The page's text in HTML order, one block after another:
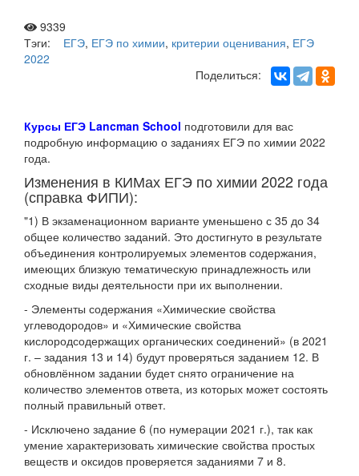
9339
Тэги:
ЕГЭ, ЕГЭ по химии, критерии оценивания, ЕГЭ
2022
Поделиться:
Курсы ЕГЭ Lancman School подготовили для вас
подробную информацию о заданиях ЕГЭ по химии 2022
года.
Изменения в КИМах ЕГЭ по химии 2022 года
(справка ФИПИ):
"1) В экзаменационном варианте уменьшено с 35 до 34
общее количество заданий. Это достигнуто в результате
объединения контролируемых элементов содержания,
имеющих близкую тематическую принадлежность или
сходные виды деятельности при их выполнении.
- Элементы содержания «Химические свойства
углеводородов» и «Химические свойства
кислородсодержащих органических соединений» (в 2021
г. – задания 13 и 14) будут проверяться заданием 12. В
обновлённом задании будет снято ограничение на
количество элементов ответа, из которых может состоять
полный правильный ответ.
- Исключено задание 6 (по нумерации 2021 г.), так как
умение характеризовать химические свойства простых
веществ и оксидов проверяется заданиями 7 и 8.